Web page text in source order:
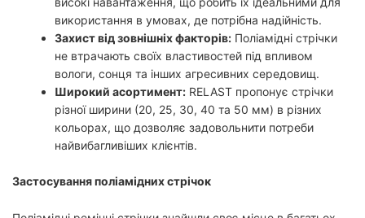
використання в умовах, де потрібна надійність.
Захист від зовнішніх факторів: Поліамідні стрічки
не втрачають своїх властивостей під впливом
вологи, сонця та інших агресивних середовищ.
Широкий асортимент: RELAST пропонує стрічки
різної ширини (20, 25, 30, 40 та 50 мм) в різних
кольорах, що дозволяє задовольнити потреби
найвибагливіших клієнтів.
Застосування поліамідних стрічок